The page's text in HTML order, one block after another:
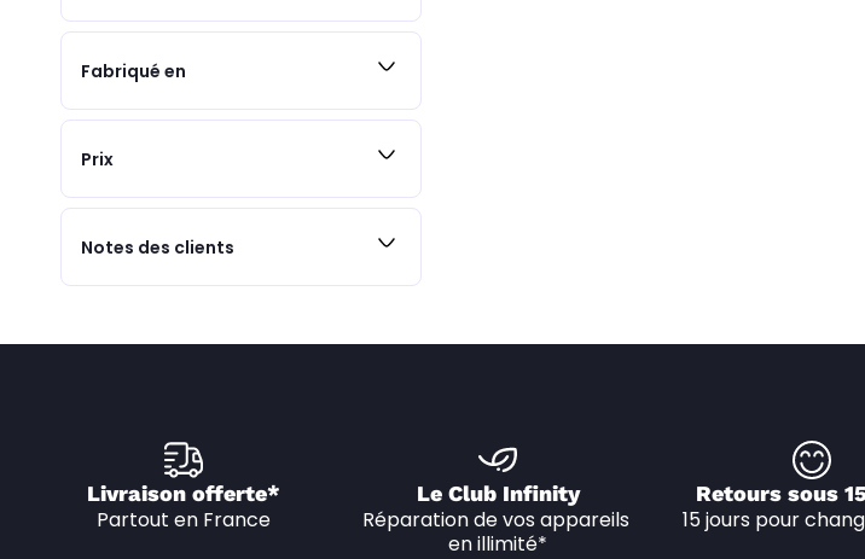
Fabriqué en
Prix
Notes des clients
Livraison offerte*
Partout en France
Le Club Infinity
Réparation de vos appareils
en illimité*
Retours sous
15 jours pour